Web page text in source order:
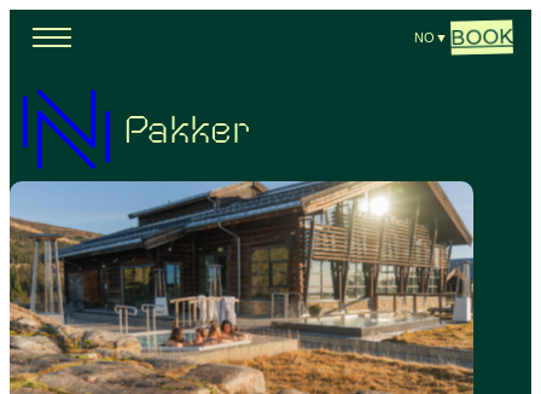
NO ▼ BOOK
Pakker